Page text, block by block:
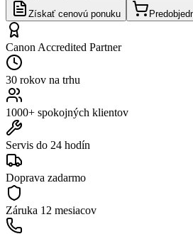
Získať cenovú ponuku
Canon Accredited Partner
30 rokov na trhu
1000+ spokojných klientov
Servis do 24 hodín
Doprava zadarmo
Záruka 12 mesiacov